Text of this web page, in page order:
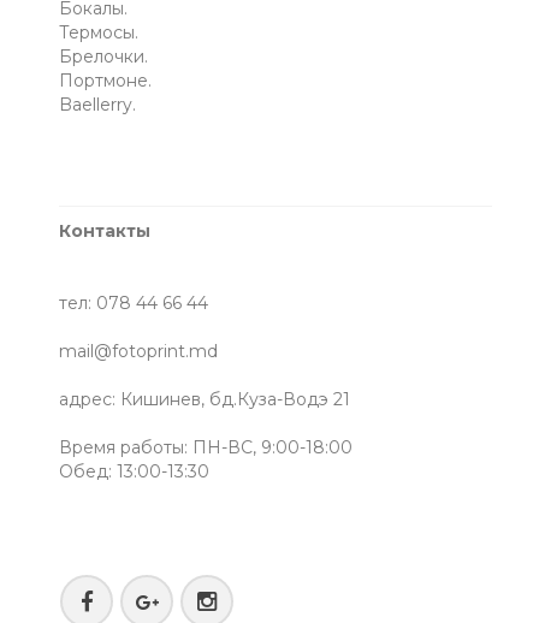
Бокалы.
Термосы.
Брелочки.
Портмоне.
Baellerry.
Контакты
тел: 078 44 66 44
mail@fotoprint.md
адрес: Кишинев, бд.Куза-Водэ 21
Время работы: ПН-ВС, 9:00-18:00
Обед: 13:00-13:30